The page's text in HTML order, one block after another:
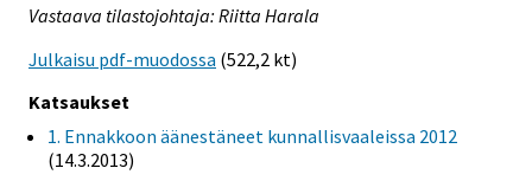
Vastaava tilastojohtaja: Riitta Harala
Julkaisu pdf-muodossa (522,2 kt)
Katsaukset
1. Ennakkoon äänestäneet kunnallisvaaleissa 2012
(14.3.2013)